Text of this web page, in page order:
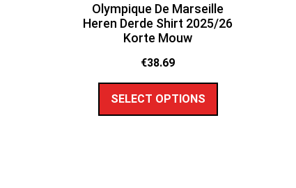
Olympique De Marseille
Heren Derde Shirt 2025/26
Korte Mouw
€38.69
SELECT OPTIONS